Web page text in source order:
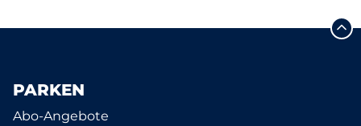
PARKEN
Abo-Angebote